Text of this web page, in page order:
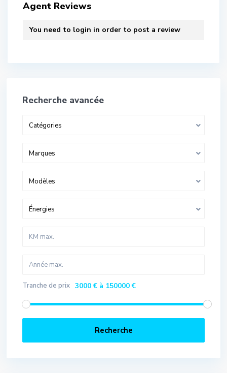
Agent Reviews
You need to login in order to post a review
Recherche avancée
Catégories
Marques
Modèles
Énergies
Tranche de prix 3000 € à 150000 €
Recherche